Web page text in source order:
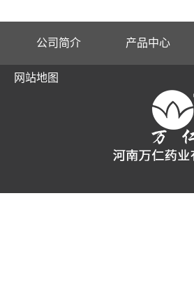
公司简介 产品中心
网站地图